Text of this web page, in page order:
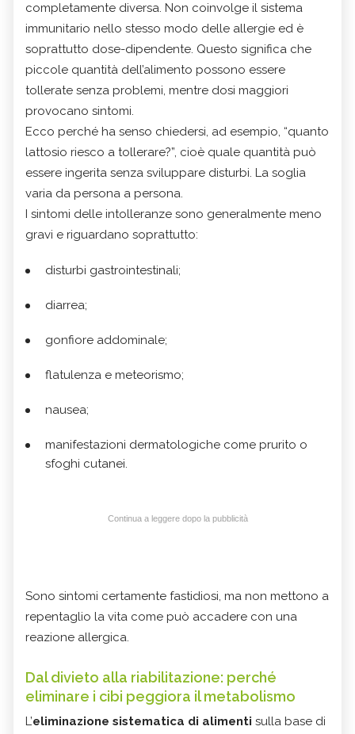
completamente diversa. Non coinvolge il sistema
immunitario nello stesso modo delle allergie ed è
soprattutto dose-dipendente. Questo significa che
piccole quantità dell’alimento possono essere
tollerate senza problemi, mentre dosi maggiori
provocano sintomi.
Ecco perché ha senso chiedersi, ad esempio, “quanto
lattosio riesco a tollerare?”, cioè quale quantità può
essere ingerita senza sviluppare disturbi. La soglia
varia da persona a persona.
I sintomi delle intolleranze sono generalmente meno
gravi e riguardano soprattutto:
disturbi gastrointestinali;
diarrea;
gonfiore addominale;
flatulenza e meteorismo;
nausea;
manifestazioni dermatologiche come prurito o
sfoghi cutanei.
Continua a leggere dopo la pubblicità
Sono sintomi certamente fastidiosi, ma non mettono a
repentaglio la vita come può accadere con una
reazione allergica.
Dal divieto alla riabilitazione: perché
eliminare i cibi peggiora il metabolismo
L’eliminazione sistematica di alimenti sulla base di